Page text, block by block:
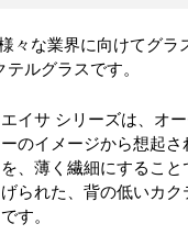
々な業界に向けてグラ
ルグラスです。
エイサ シリーズは、オ
ーのイメージから想起
を、薄く繊細にするこ
げられた、背の低いカ
です。